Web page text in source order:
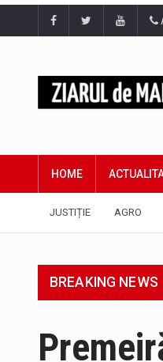
HOME
JUSTIȚIE AGRO
BREAKING NEWS